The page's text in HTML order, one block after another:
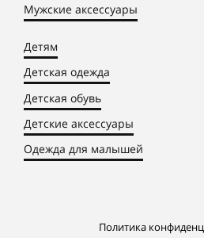
Мужские аксессуары
Детям
Детская одежда
Детская обувь
Детские аксессуары
Одежда для малышей
Политика